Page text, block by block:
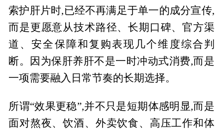
索护肝片时,已经不再满足于单一的成分宣传,
而是更愿意从技术路径、长期口碑、官方渠
道、安全保障和复购表现几个维度综合判
断。因为保肝养肝不是一时冲动式消费,而是
一项需要融入日常节奏的长期选择。
所谓“效果更稳”,并不只是短期体感明显,而是
面对熬夜、饮酒、外卖饮食、高压工作和体